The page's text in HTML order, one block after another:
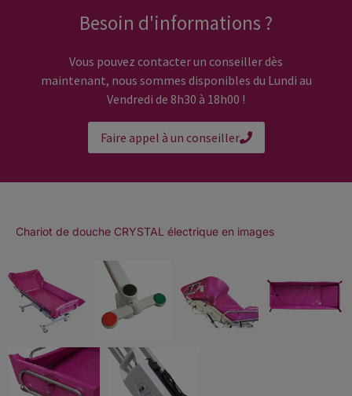
Besoin d'informations ?
Vous pouvez contacter un conseiller dès
maintenant, nous sommes disponibles du Lundi au
Vendredi de 8h30 à 18h00 !
Faire appel à un conseiller
Chariot de douche CRYSTAL électrique en images